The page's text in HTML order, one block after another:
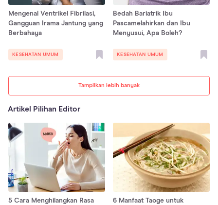
Tampilkan lebih banyak
Mengenal Ventrikel Fibrilasi,
Gangguan Irama Jantung yang
Berbahaya
KESEHATAN UMUM
Bedah Bariatrik Ibu
Pascamelahirkan dan Ibu
Menyusui, Apa Boleh?
KESEHATAN UMUM
Artikel Pilihan Editor
5 Cara Menghilangkan Rasa
6 Manfaat Taoge untuk